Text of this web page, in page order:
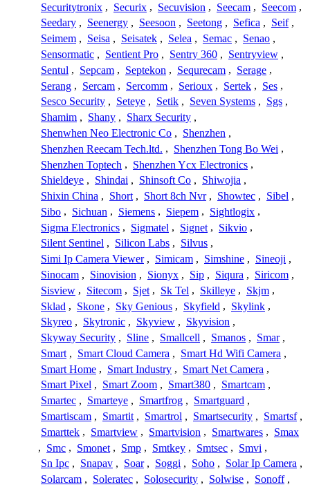
Securitytronix , Securix , Secuvision , Seecam , Seecom ,
Seedary , Seenergy , Seesoon , Seetong , Sefica , Seif ,
Seimem , Seisa , Seisatek , Selea , Semac , Senao ,
Sensormatic , Sentient Pro , Sentry 360 , Sentryview ,
Sentul , Sepcam , Septekon , Sequrecam , Serage ,
Serang , Sercam , Sercomm , Serioux , Sertek , Ses ,
Sesco Security , Seteye , Setik , Seven Systems , Sgs ,
Shamim , Shany , Sharx Security ,
Shenwhen Neo Electronic Co , Shenzhen ,
Shenzhen Reecam Tech.ltd. , Shenzhen Tong Bo Wei ,
Shenzhen Toptech , Shenzhen Ycx Electronics ,
Shieldeye , Shindai , Shinsoft Co , Shiwojia ,
Shixin China , Short , Short 8ch Nvr , Showtec , Sibel ,
Sibo , Sichuan , Siemens , Siepem , Sightlogix ,
Sigma Electronics , Sigmatel , Signet , Sikvio ,
Silent Sentinel , Silicon Labs , Silvus ,
Simi Ip Camera Viewer , Simicam , Simshine , Sineoji ,
Sinocam , Sinovision , Sionyx , Sip , Siqura , Siricom ,
Sisview , Sitecom , Sjet , Sk Tel , Skilleye , Skjm ,
Sklad , Skone , Sky Genious , Skyfield , Skylink ,
Skyreo , Skytronic , Skyview , Skyvision ,
Skyway Security , Sline , Smallcell , Smanos , Smar ,
Smart , Smart Cloud Camera , Smart Hd Wifi Camera ,
Smart Home , Smart Industry , Smart Net Camera ,
Smart Pixel , Smart Zoom , Smart380 , Smartcam ,
Smartec , Smarteye , Smartfrog , Smartguard ,
Smartiscam , Smartit , Smartrol , Smartsecurity , Smartsf ,
Smarttek , Smartview , Smartvision , Smartwares , Smax
, Smc , Smonet , Smp , Smtkey , Smtsec , Smvi ,
Sn Ipc , Snapav , Soar , Soggi , Soho , Solar Ip Camera ,
Solarcam , Soleratec , Solosecurity , Solwise , Sonoff ,